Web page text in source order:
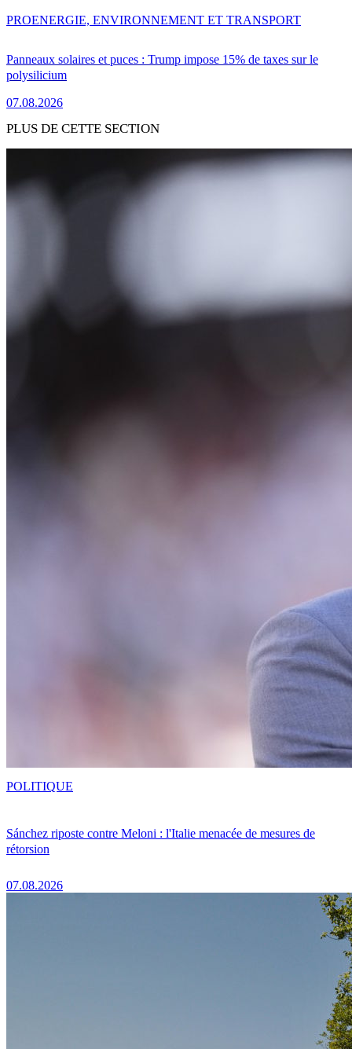
Panneaux solaires et puces : Trump impose 15% de taxes sur le
polysilicium
07.08.2026
PROENERGIE, ENVIRONNEMENT ET TRANSPORT
PLUS DE CETTE SECTION
Sánchez riposte contre Meloni : l'Italie menacée de mesures de
rétorsion
07.08.2026
POLITIQUE